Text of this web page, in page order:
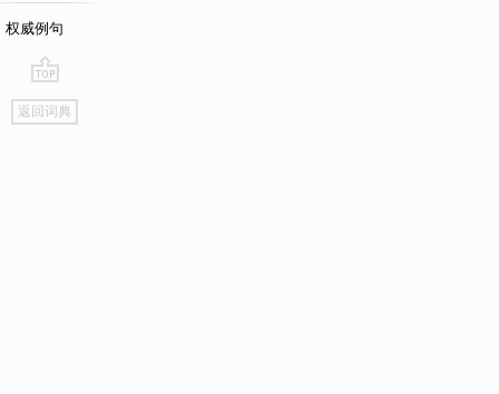
权威例句
go
top
返回词典